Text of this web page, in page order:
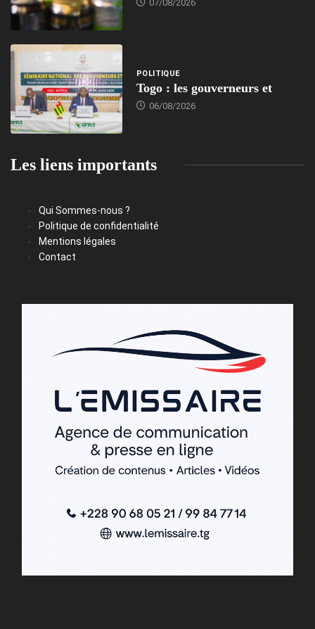
07/08/2026
POLITIQUE
Togo : les gouverneurs et
06/08/2026
Les liens importants
Qui Sommes-nous ?
Politique de confidentialité
Mentions légales
Contact